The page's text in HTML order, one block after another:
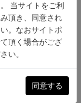
当サイトをご利
頂き、同意され
。なおサイトポ
頂く場合がござ
い。
同意する